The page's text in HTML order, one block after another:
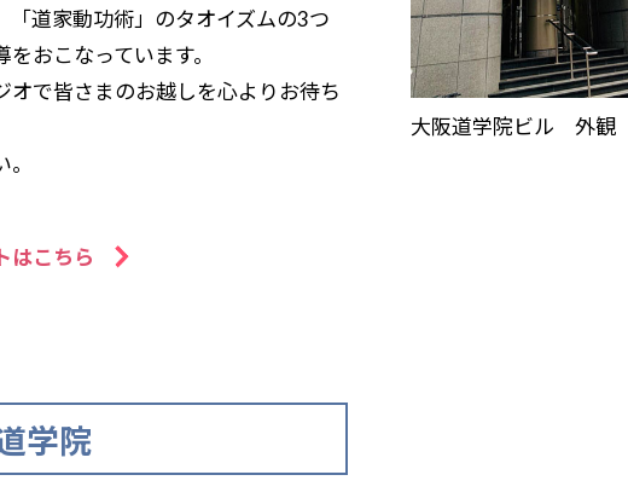
大阪道学院ビル 外観
「道家動功術」のタオイズムの3つ
おこなっています。
オで皆さまのお越しを心よりお待ち
はこちら
学院